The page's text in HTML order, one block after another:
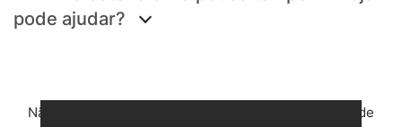
pode ajudar?
Não selecionou o aparelho correcto? Volte à página de